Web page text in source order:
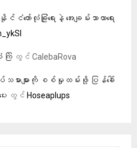
ော်လုံခြုံ‌ရေးနဲ့ အေးချမ်းသာယာရေး
ြဲ တွင် CalebaRova
းများကို စစ်မှုထမ်းဖို့ ပြန်ခေါ်
း တွင် Hoseaplups